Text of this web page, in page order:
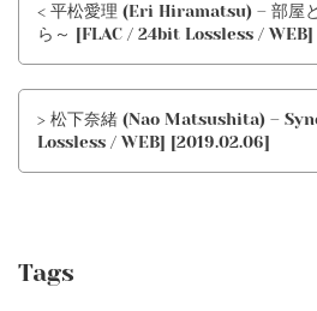
< 平松愛理 (Eri Hiramatsu) – 部屋
ら～ [FLAC / 24bit Lossless /
> 松下奈緒 (Nao Matsushita) –
Lossless / WEB] [2019.02.06]
Tags